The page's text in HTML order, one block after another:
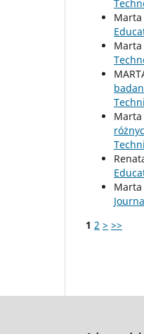
Marta
Marta
Marta
Marta
1 2 > >>